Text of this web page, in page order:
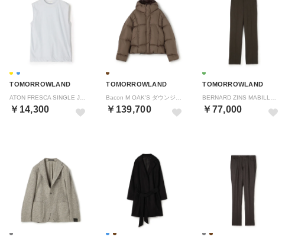
TOMORROWLAND
￥14,300
TOMORROWLAND
￥139,700
TOMORROWLAND
￥77,000